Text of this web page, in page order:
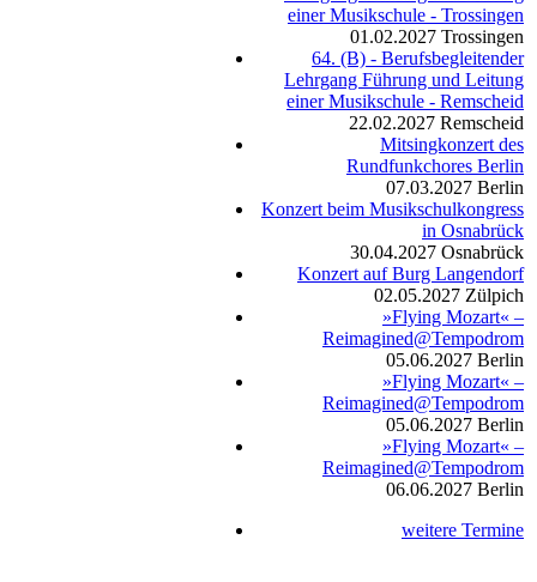
einer Musikschule - Trossingen
01.02.2027 Trossingen
64. (B) - Berufsbegleitender
Lehrgang Führung und Leitung
einer Musikschule - Remscheid
22.02.2027 Remscheid
Mitsingkonzert des
Rundfunkchores Berlin
07.03.2027 Berlin
Konzert beim Musikschulkongress
in Osnabrück
30.04.2027 Osnabrück
Konzert auf Burg Langendorf
02.05.2027 Zülpich
»Flying Mozart« –
Reimagined@Tempodrom
05.06.2027 Berlin
»Flying Mozart« –
Reimagined@Tempodrom
05.06.2027 Berlin
»Flying Mozart« –
Reimagined@Tempodrom
06.06.2027 Berlin
weitere Termine